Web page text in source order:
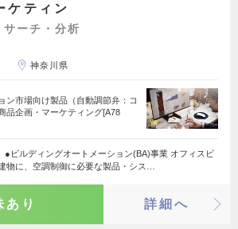
ケティン
ーチ・分析
神奈川県
ン市場向け製品（自動調節弁：コ
品企画・マーケティング[A78
●ビルディングオートメーション(BA)事業 オフィスビ
物に、空調制御に必要な製品・シス…
あり 詳細へ